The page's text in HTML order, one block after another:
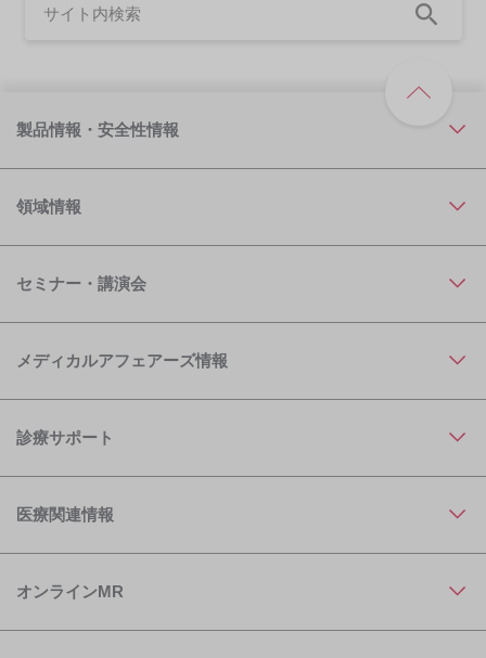
製品情報・安全性情報
領域情報
セミナー・講演会
メディカルアフェアーズ情報
診療サポート
医療関連情報
オンラインMR